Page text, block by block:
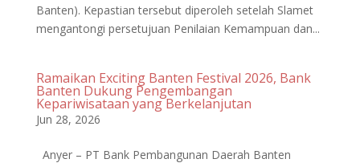
Banten). Kepastian tersebut diperoleh setelah Slamet
mengantongi persetujuan Penilaian Kemampuan dan...
Ramaikan Exciting Banten Festival 2026, Bank
Banten Dukung Pengembangan
Kepariwisataan yang Berkelanjutan
Jun 28, 2026
Anyer – PT Bank Pembangunan Daerah Banten